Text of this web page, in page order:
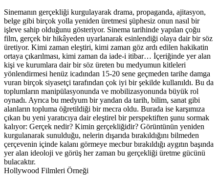
Sinemanın gerçekliği kurgulayarak drama, propaganda, ajitasyon,
belge gibi birçok yolla yeniden üretmesi şüphesiz onun nasıl bir
işleve sahip olduğunu gösteriyor. Sinema tarihinde yapılan çoğu
film, gerçek bir hikâyeden uyarlanarak esinlendiği olaya dair bir söz
üretiyor. Kimi zaman eleştiri, kimi zaman göz ardı edilen hakikatin
ortaya çıkarılması, kimi zaman da iade-i itibar… İçeriğinde yer alan
kişi ve kurumlara dair bir söz üreten bu medyumun kitleleri
yönlendirmesi henüz icadından 15-20 sene geçmeden tarihe damga
vuran birçok siyasetçi tarafından çok iyi bir şekilde kullanıldı. Bu da
toplumların manipülasyonunda ve mobilizasyonunda büyük rol
oynadı. Ayrıca bu medyum bir yandan da tarih, bilim, sanat gibi
alanların topluma öğretildiği bir mecra oldu. Burada ise karşımıza
çıkan bu yeni yaratıcıya dair eleştirel bir perspektiften şunu sormak
kalıyor: Gerçek nedir? Kimin gerçekliğidir? Görüntünün yeniden
kurgulanarak sunulduğu, nelerin dışarıda bırakıldığını bilmeden
çerçevenin içinde kalanı görmeye mecbur bırakıldığı aygıtın başında
yer alan ideoloji ve görüş her zaman bu gerçekliği üretme gücünü
bulacaktır.
Hollywood Filmleri Örneği